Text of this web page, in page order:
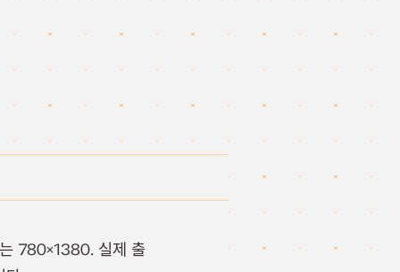
780×1380. 실제 출